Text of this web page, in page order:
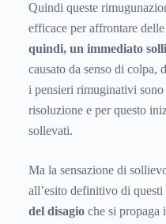
Quindi queste
efficace per affrontare
quindi, un immediato
causato da senso di colpa,
i pensieri rimuginativi sono
risoluzione e per questo
sollevati.
Ma la sensazione di
all’esito definitivo di
del disagio che si propaga